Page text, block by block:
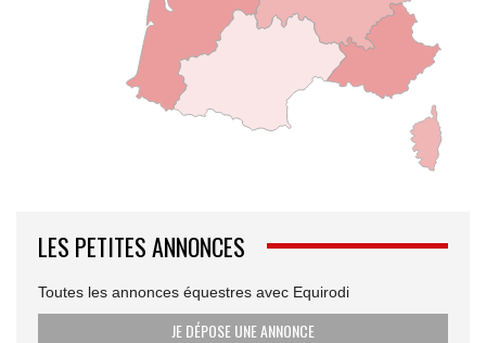
LES PETITES ANNONCES
Toutes les annonces équestres avec Equirodi
JE DÉPOSE UNE ANNONCE